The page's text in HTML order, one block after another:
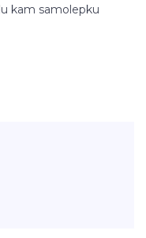
kam samolepku